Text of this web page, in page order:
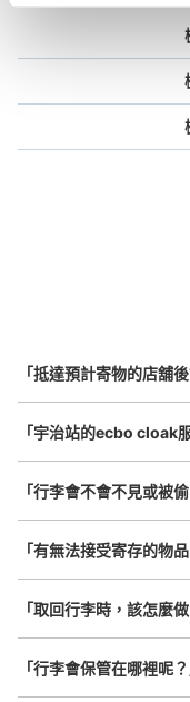
大的:5/ ¥600中等的:5 /
付款方式
工作
全
我們與許多地點方
最長邊
「抵達預計寄物的店舖
「宇治站的ecbo cloak
「行李會不會不見或被偷
「有無法接受寄存的物品
「取回行李時，該怎麼做
「行李會保管在哪裡呢？